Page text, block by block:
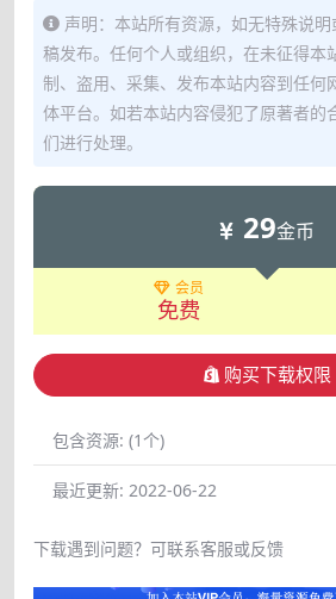
声明：本站所有资源，如无特殊说
稿发布。任何个人或组织，在未征得本
制、盗用、采集、发布本站内容到任何
体平台。如若本站内容侵犯了原著者的
们进行处理。
29金币
会员
免费
购买下载权限
包含资源: (1个)
最近更新: 2022-06-22
下载遇到问题？可联系客服或反馈